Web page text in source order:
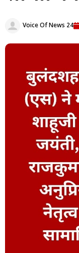
Voice Of News 24